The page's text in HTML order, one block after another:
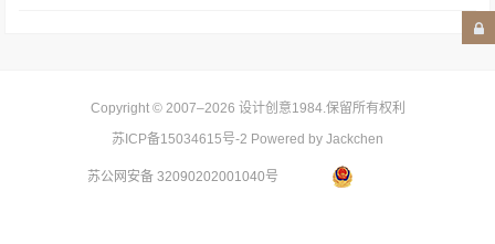
Copyright © 2007–2026 设计创意1984.保留所有权利
苏ICP备15034615号-2 Powered by Jackchen
苏公网安备 32090202001040号